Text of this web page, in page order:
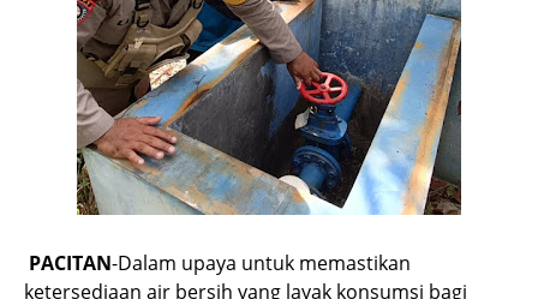
PACITAN-Dalam upaya untuk memastikan
ketersediaan air bersih yang layak konsumsi bagi